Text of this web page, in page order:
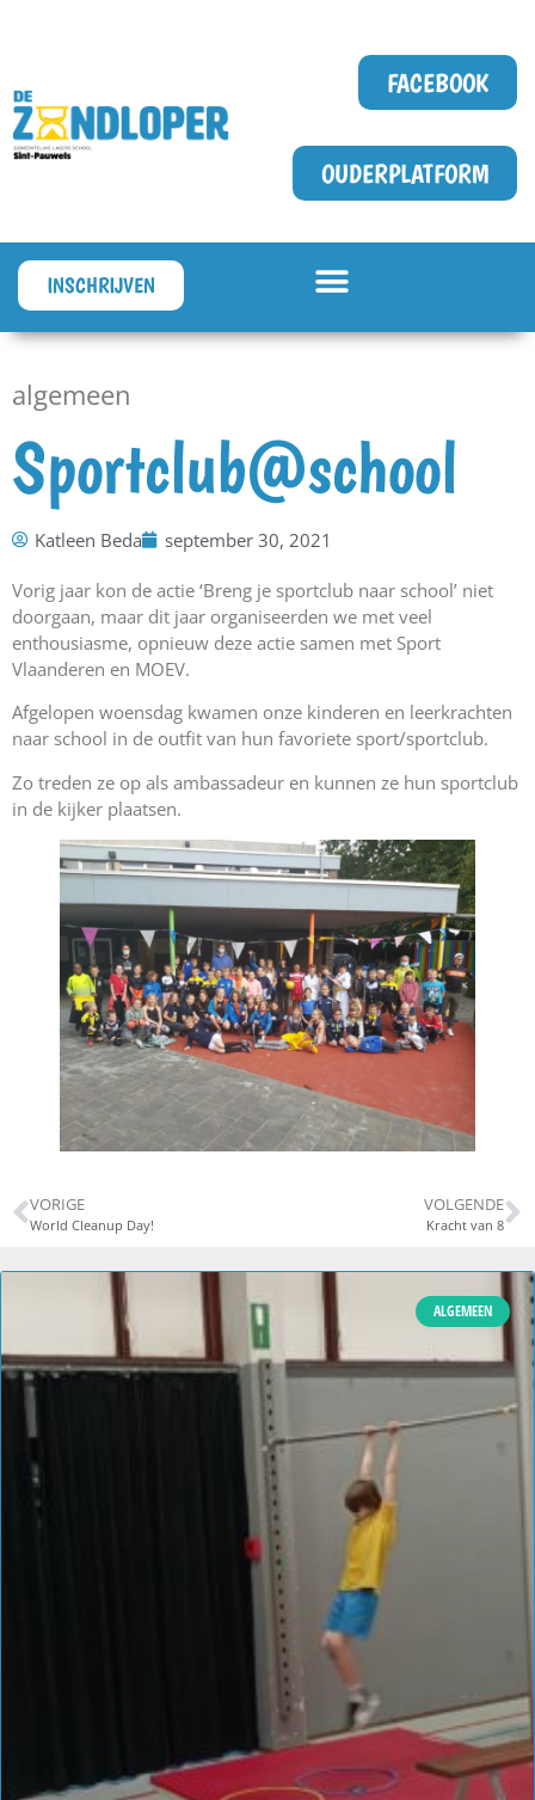
FACEBOOK
OUDERPLATFORM
INSCHRIJVEN
algemeen
Sportclub@school
Katleen Beda september 30, 2021
Vorig jaar kon de actie ‘Breng je sportclub naar school’ niet
doorgaan, maar dit jaar organiseerden we met veel
enthousiasme, opnieuw deze actie samen met Sport
Vlaanderen en MOEV.
Afgelopen woensdag kwamen onze kinderen en leerkrachten
naar school in de outfit van hun favoriete sport/sportclub.
Zo treden ze op als ambassadeur en kunnen ze hun sportclub
in de kijker plaatsen.
VORIGE
World Cleanup Day!
VOLGENDE
Kracht van 8
ALGEMEEN